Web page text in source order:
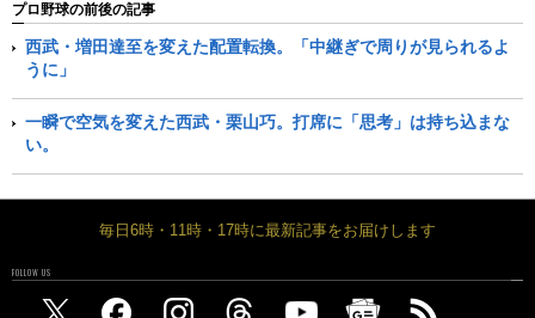
プロ野球の前後の記事
西武・増田達至を変えた配置転換。「中継ぎで周りが見られるよ
うに」
一瞬で空気を変えた西武・栗山巧。打席に「思考」は持ち込まな
い。
毎日6時・11時・17時に最新記事をお届けします
FOLLOW US